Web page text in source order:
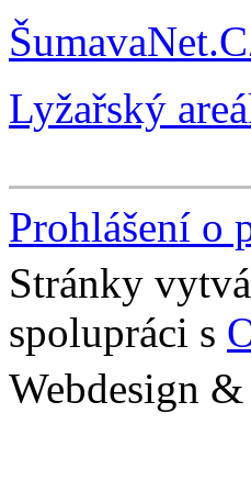
Lyžařský
Prohlášení o
Stránky
spolupráci s
Webdesign